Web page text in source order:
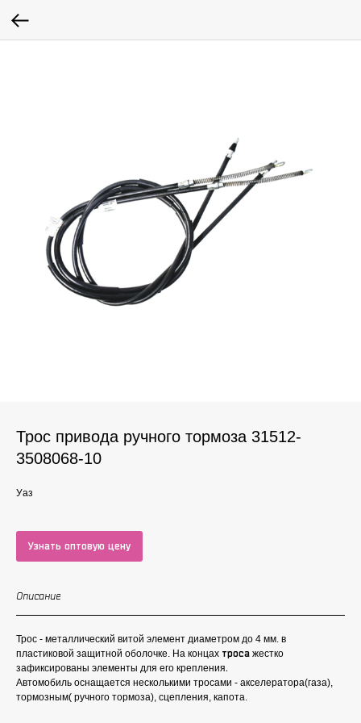
Трос привода ручного тормоза 31512-
3508068-10
Уаз
Узнать оптовую цену
Описание
Трос - металлический витой элемент диаметром до 4 мм. в
пластиковой защитной оболочке. На концах троса жестко
зафиксированы элементы для его крепления.
Автомобиль оснащается несколькими тросами - акселератора(газа),
тормозным( ручного тормоза), сцепления, капота.